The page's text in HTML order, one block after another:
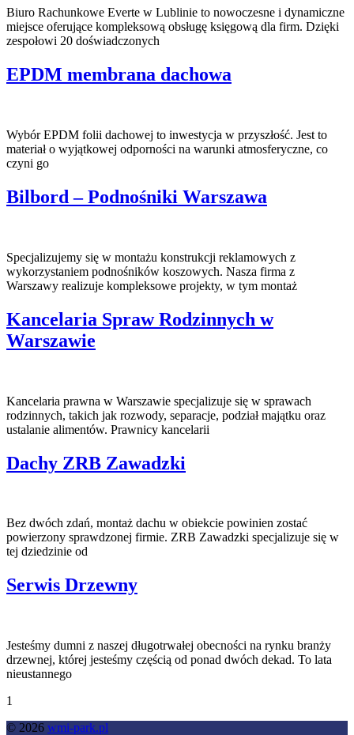
Biuro Rachunkowe Everte w Lublinie to nowoczesne i dynamiczne
miejsce oferujące kompleksową obsługę księgową dla firm. Dzięki
zespołowi 20 doświadczonych
EPDM membrana dachowa
Wybór EPDM folii dachowej to inwestycja w przyszłość. Jest to
materiał o wyjątkowej odporności na warunki atmosferyczne, co
czyni go
Bilbord – Podnośniki Warszawa
Specjalizujemy się w montażu konstrukcji reklamowych z
wykorzystaniem podnośników koszowych. Nasza firma z
Warszawy realizuje kompleksowe projekty, w tym montaż
Kancelaria Spraw Rodzinnych w
Warszawie
Kancelaria prawna w Warszawie specjalizuje się w sprawach
rodzinnych, takich jak rozwody, separacje, podział majątku oraz
ustalanie alimentów. Prawnicy kancelarii
Dachy ZRB Zawadzki
Bez dwóch zdań, montaż dachu w obiekcie powinien zostać
powierzony sprawdzonej firmie. ZRB Zawadzki specjalizuje się w
tej dziedzinie od
Serwis Drzewny
Jesteśmy dumni z naszej długotrwałej obecności na rynku branży
drzewnej, której jesteśmy częścią od ponad dwóch dekad. To lata
nieustannego
1
© 2026 wmi-park.pl